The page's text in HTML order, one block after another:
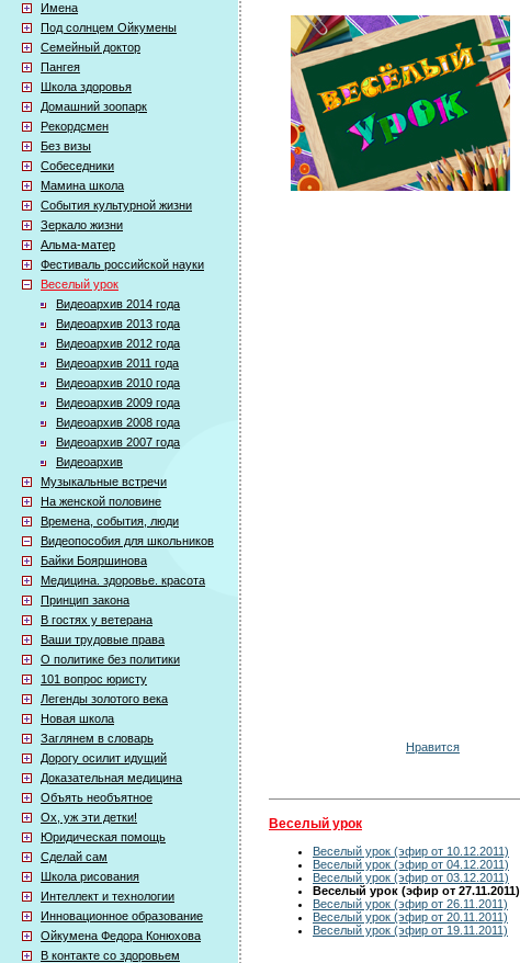
Имена
Под солнцем Ойкумены
Семейный доктор
Пангея
Школа здоровья
Домашний зоопарк
Рекордсмен
Без визы
Собеседники
Мамина школа
События культурной жизни
Зеркало жизни
Альма-матер
Фестиваль российской науки
Веселый урок
Видеоархив 2014 года
Видеоархив 2013 года
Видеоархив 2012 года
Видеоархив 2011 года
Видеоархив 2010 года
Видеоархив 2009 года
Видеоархив 2008 года
Видеоархив 2007 года
Видеоархив
Музыкальные встречи
На женской половине
Времена, события, люди
Видеопособия для школьников
Байки Бояршинова
Медицина. здоровье. красота
Принцип закона
В гостях у ветерана
Ваши трудовые права
О политике без политики
101 вопрос юристу
Легенды золотого века
Новая школа
Заглянем в словарь
Дорогу осилит идущий
Доказательная медицина
Объять необъятное
Ох, уж эти детки!
Юридическая помощь
Сделай сам
Школа рисования
Интеллект и технологии
Инновационное образование
Ойкумена Федора Конюхова
В контакте со здоровьем
Нравится
Веселый урок
Веселый урок (эфир от 10.12.2011)
Веселый урок (эфир от 04.12.2011)
Веселый урок (эфир от 03.12.2011)
Веселый урок (эфир от 27.11.2011)
Веселый урок (эфир от 26.11.2011)
Веселый урок (эфир от 20.11.2011)
Веселый урок (эфир от 19.11.2011)